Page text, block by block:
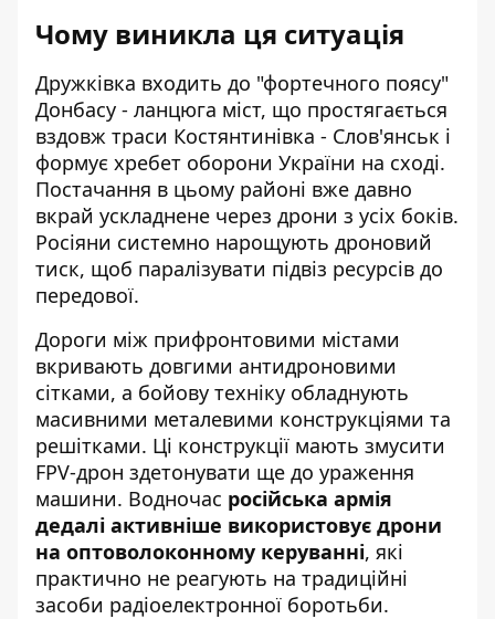
Чому виникла ця ситуація
Дружківка входить до "фортечного поясу"
Донбасу - ланцюга міст, що простягається
вздовж траси Костянтинівка - Слов'янськ і
формує хребет оборони України на сході.
Постачання в цьому районі вже давно
вкрай ускладнене через дрони з усіх боків.
Росіяни системно нарощують дроновий
тиск, щоб паралізувати підвіз ресурсів до
передової.
Дороги між прифронтовими містами
вкривають довгими антидроновими
сітками, а бойову техніку обладнують
масивними металевими конструкціями та
решітками. Ці конструкції мають змусити
FPV-дрон здетонувати ще до ураження
машини. Водночас російська армія
дедалі активніше використовує дрони
на оптоволоконному керуванні, які
практично не реагують на традиційні
засоби радіоелектронної боротьби.